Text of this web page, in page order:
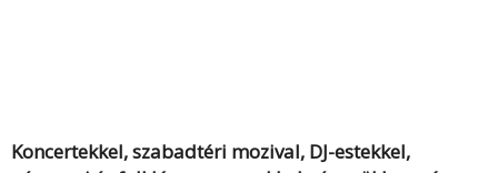
Koncertekkel, szabadtéri mozival, DJ-estekkel,